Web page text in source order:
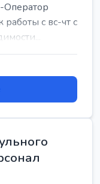
Оператор
с вс-чт с